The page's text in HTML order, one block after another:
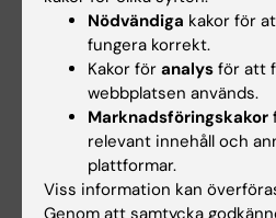
29 jun 2026
Nödvändiga kakor för
fungera korrekt.
Kakor för analys för att
webbplatsen används.
Marknadsföringskakor
relevant innehåll och
plattformar.
Viss information kan
Genom att samtycka